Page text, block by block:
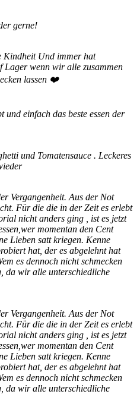
gerne!
Kindheit Und immer hat
Lager wenn wir alle zusammen
lassen ❤️
einfach das beste essen der
und Tomatensauce . Leckeres
Vergangenheit. Aus der Not
Für die die in der Zeit es erlebt
nicht anders ging , ist es jetzt
momentan den Cent
Lieben satt kriegen. Kenne
hat, der es abgelehnt hat
es dennoch nicht schmecken
da wir alle unterschiedliche
Vergangenheit. Aus der Not
Für die die in der Zeit es erlebt
nicht anders ging , ist es jetzt
momentan den Cent
Lieben satt kriegen. Kenne
hat, der es abgelehnt hat
es dennoch nicht schmecken
da wir alle unterschiedliche